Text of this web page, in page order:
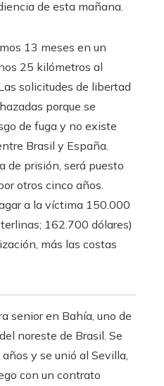
de esta mañana.
13 meses en un
25 kilómetros al
solicitudes de libertad
porque se
de fuga y no existe
Brasil y España.
de prisión, será puesto
otros cinco años.
a la víctima 150.000
162.700 dólares)
más las costas
senior en Bahía, uno de
noreste de Brasil. Se
y se unió al Sevilla,
con un contrato